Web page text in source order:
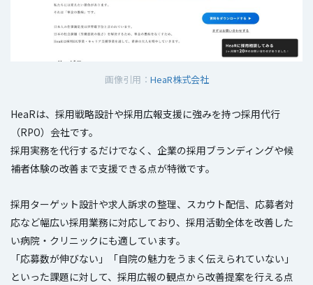
画像引用： HeaR株式会社
HeaRは、採用戦略設計や採用広報支援に強みを持つ採用代行
（RPO）会社です。
採用実務を代行するだけでなく、企業の採用ブランディングや候
補者体験の改善まで支援できる点が特徴です。
採用ターゲット設計や求人訴求の整理、スカウト配信、応募者対
応など幅広い採用業務に対応しており、採用活動全体を改善した
い病院・クリニックにも適しています。
「応募数が伸びない」「自院の魅力をうまく伝えられていない」
といった課題に対して、採用広報の観点から改善提案を行える点